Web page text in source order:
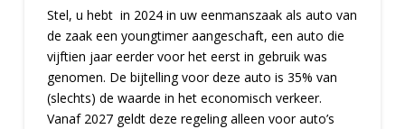
Stel, u hebt in 2024 in uw eenmanszaak als auto van
de zaak een youngtimer aangeschaft, een auto die
vijftien jaar eerder voor het eerst in gebruik was
genomen. De bijtelling voor deze auto is 35% van
(slechts) de waarde in het economisch verkeer.
Vanaf 2027 geldt deze regeling alleen voor auto’s